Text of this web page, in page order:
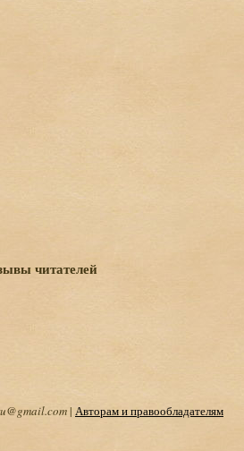
читателей
| Авторам и правообладателям